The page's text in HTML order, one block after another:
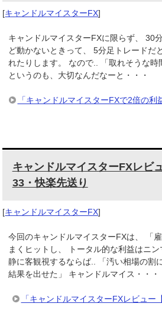
[キャンドルマイスターFX]
キャンドルマイスターFXに限らず、 30
ど動かないときって、 5分足トレードだ
れたりします。 なので.. 「取れそうな時
というのも、大切なんだなーと・・・
「キャンドルマイスターFXで2倍の利
キャンドルマイスターFXレビ
33・快楽先送り
[キャンドルマイスターFX]
今回のキャンドルマイスターFXは、 「
まくヒットし、 トータル的な利益はニ
静に客観視するならば.. 「汚い相場の割
結果を出せた」 キャンドルマイス・・・
「キャンドルマイスターFXレビュー